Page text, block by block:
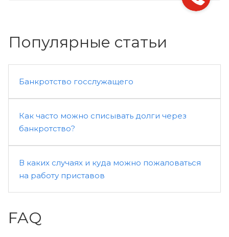
Популярные статьи
Банкротство госслужащего
Как часто можно списывать долги через
банкротство?
В каких случаях и куда можно пожаловаться
на работу приставов
FAQ